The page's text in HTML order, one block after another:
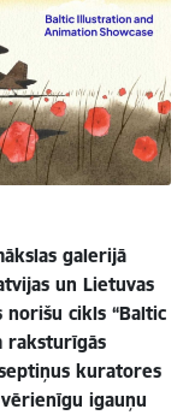
galerijā
un Lietuvas
norišu cikls “Baltic
raksturīgās
kuratores
igauņu